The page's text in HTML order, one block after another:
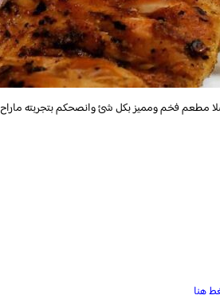
مطعم فخم ومميز بكل شئ وانصحكم بتجربته ماراح
هنا